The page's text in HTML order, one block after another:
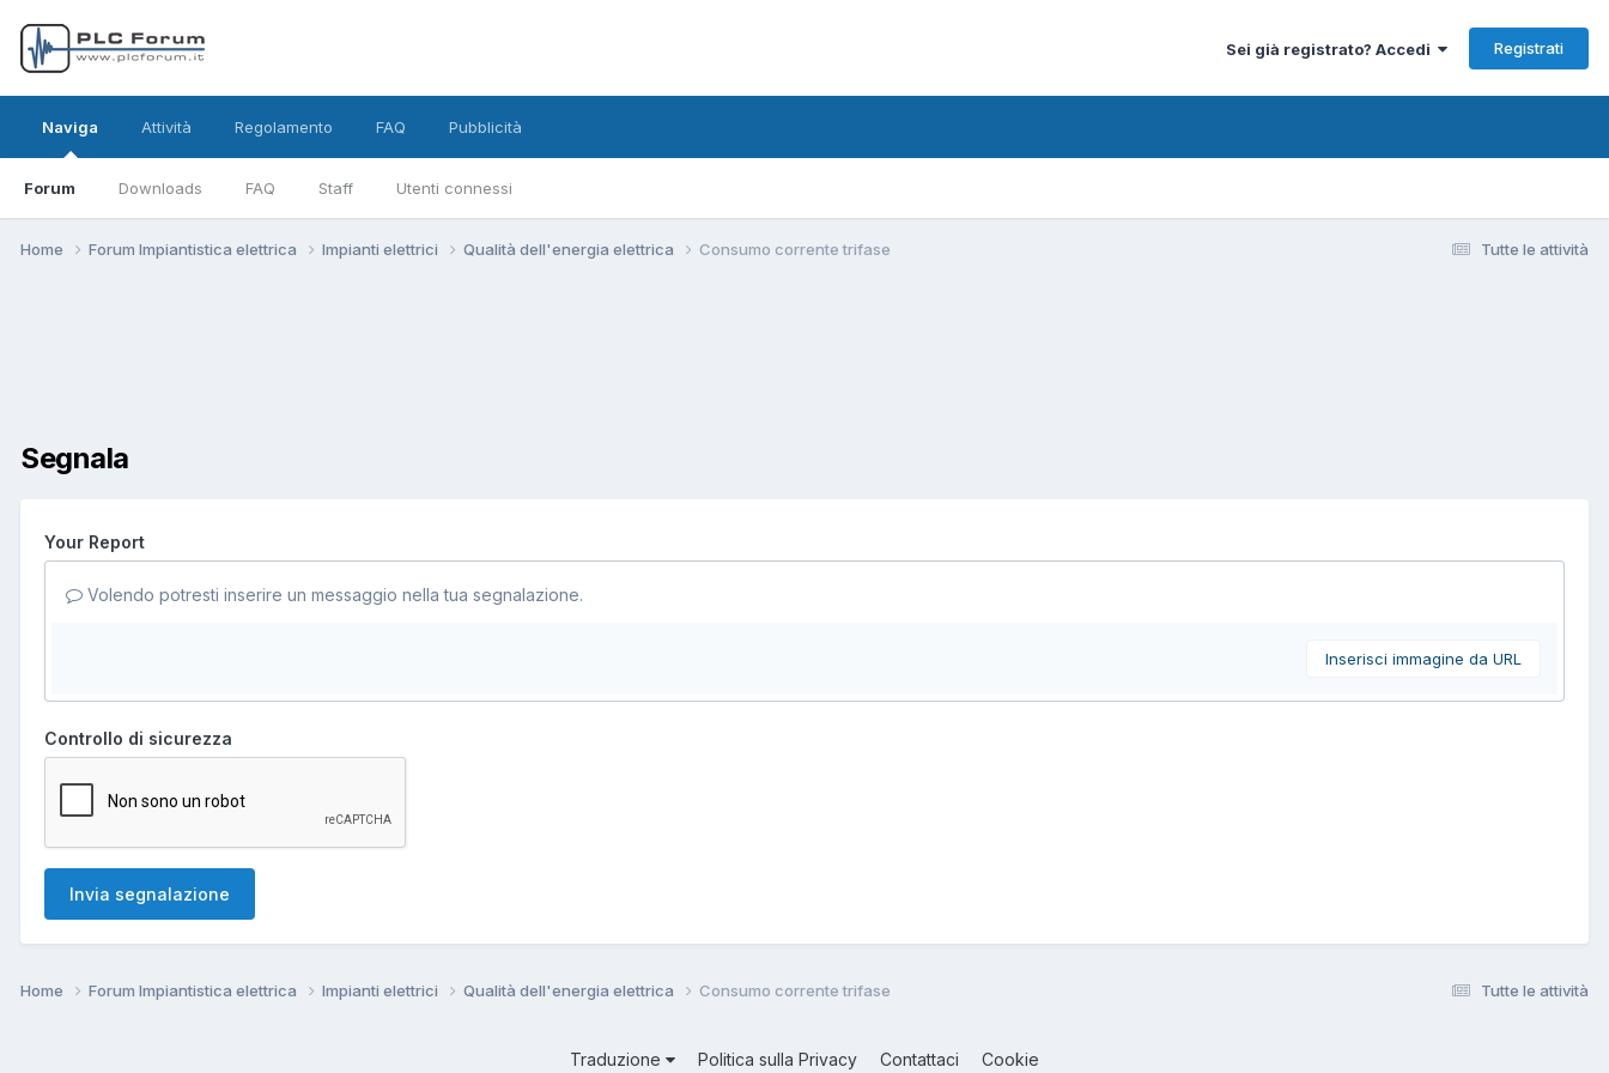
Sei già registrato? Accedi Registrati
Naviga
Forum Downloads FAQ Staff Utenti connessi
Attività Regolamento FAQ Pubblicità
Tutte le attività
Home Forum Impiantistica elettrica Impianti elettrici Qualità dell'energia elettrica Consumo corrente trifase
Segnala
Your Report
Volendo potresti inserire un messaggio nella tua segnalazione.
Inserisci immagine da URL
Controllo di sicurezza
Invia segnalazione
Tutte le attività
Home Forum Impiantistica elettrica Impianti elettrici Qualità dell'energia elettrica Consumo corrente trifase
Traduzione Politica sulla Privacy Contattaci Cookie